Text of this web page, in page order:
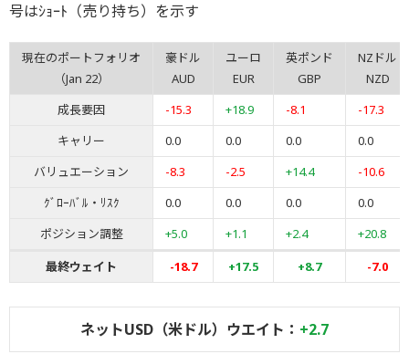
号はｼｮｰﾄ（売り持ち）を示す
現在のポートフォリオ
（Jan 22）
豪ドル
AUD
ユーロ
EUR
英ポンド
GBP
NZドル
NZD
成長要因
-15.3 +18.9 -8.1
-17.3
キャリー
0.0 0.0 0.0
0.0
バリュエーション
-8.3 -2.5 +14.4
-10.6
ｸﾞﾛｰﾊﾞﾙ・ﾘｽｸ
0.0 0.0 0.0
0.0
ポジション調整
+5.0 +1.1 +2.4
+20.8
最終ウェイト
-18.7 +17.5 +8.7 -7.0
ネットUSD（米ドル）ウエイト： +2.7